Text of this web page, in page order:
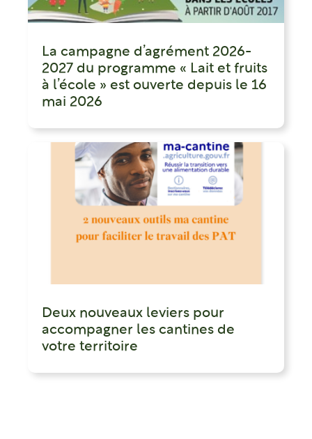
La campagne d’agrément 2026-
2027 du programme « Lait et fruits
à l’école » est ouverte depuis le 16
mai 2026
Deux nouveaux leviers pour
accompagner les cantines de
votre territoire